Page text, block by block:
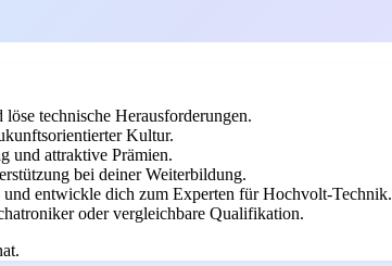
technische Herausforderungen.
Kultur.
und attraktive Prämien.
bei deiner Weiterbildung.
und entwickle dich zum Experten für Hochvolt-Technik.
oder vergleichbare Qualifikation.